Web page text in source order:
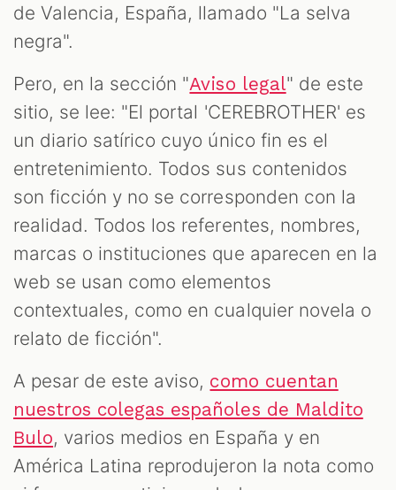
de Valencia, España, llamado "La selva
negra".
Pero, en la sección "Aviso legal" de este
sitio, se lee: "El portal 'CEREBROTHER' es
un diario satírico cuyo único fin es el
entretenimiento. Todos sus contenidos
son ficción y no se corresponden con la
realidad. Todos los referentes, nombres,
marcas o instituciones que aparecen en la
web se usan como elementos
contextuales, como en cualquier novela o
relato de ficción".
A pesar de este aviso, como cuentan
nuestros colegas españoles de Maldito
Bulo, varios medios en España y en
América Latina reprodujeron la nota como